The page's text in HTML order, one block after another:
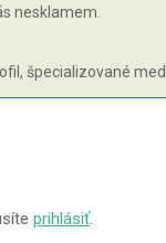
nesklamem.
špecializované
prihlásiť.